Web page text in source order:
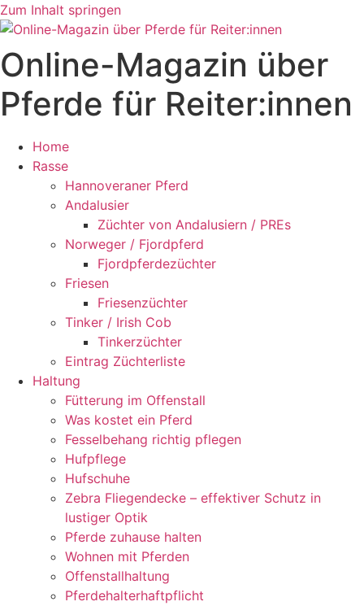
Zum Inhalt springen
Online-Magazin über
Pferde für Reiter:innen
Home
Rasse
Hannoveraner Pferd
Andalusier
Züchter von Andalusiern / PREs
Norweger / Fjordpferd
Fjordpferdezüchter
Friesen
Friesenzüchter
Tinker / Irish Cob
Tinkerzüchter
Eintrag Züchterliste
Haltung
Fütterung im Offenstall
Was kostet ein Pferd
Fesselbehang richtig pflegen
Hufpflege
Hufschuhe
Zebra Fliegendecke – effektiver Schutz in
lustiger Optik
Pferde zuhause halten
Wohnen mit Pferden
Offenstallhaltung
Pferdehalterhaftpflicht